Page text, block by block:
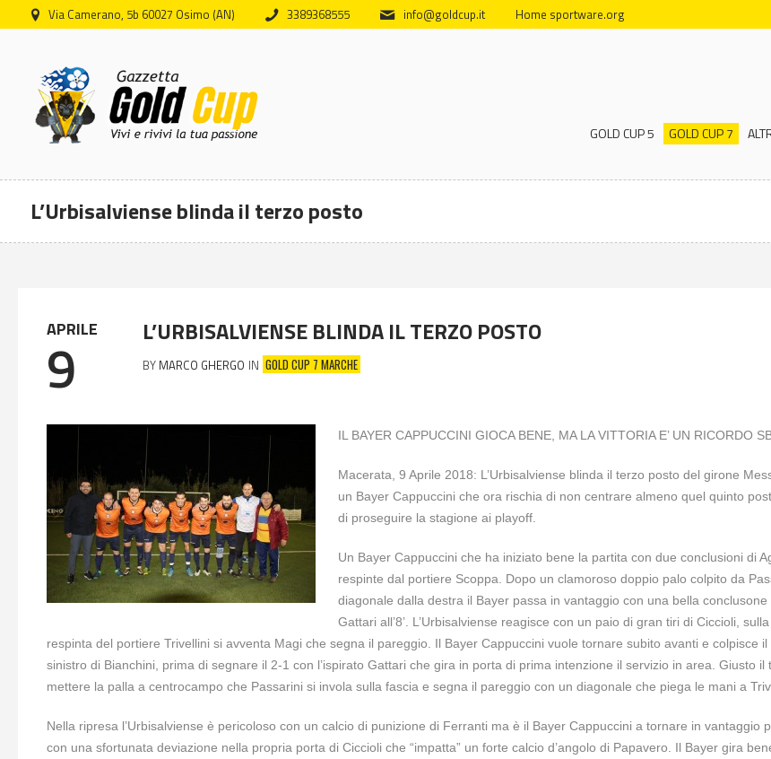
Via Camerano, 5b 60027 Osimo (AN) 3389368555 info@goldcup.it Home sportware.org
GOLD CUP 5 GOLD CUP 7
L’Urbisalviense blinda il terzo posto
APRILE
9 L’URBISALVIENSE BLINDA IL TERZO POSTO
BY MARCO GHERGO IN GOLD CUP 7 MARCHE
IL BAYER CAPPUCCINI GIOCA BENE, MA LA VITTORIA E’ UN RICORDO
Macerata, 9 Aprile 2018: L’Urbisalviense blinda il terzo posto del girone
un Bayer Cappuccini che ora rischia di non centrare almeno quel quinto
di proseguire la stagione ai playoff.
Un Bayer Cappuccini che ha iniziato bene la partita con due conclusioni di
respinte dal portiere Scoppa. Dopo un clamoroso doppio palo colpito da
diagonale dalla destra il Bayer passa in vantaggio con una bella conclusone
Gattari all’8’. L’Urbisalviense reagisce con un paio di gran tiri di Ciccioli,
respinta del portiere Trivellini si avventa Magi che segna il pareggio. Il Bayer Cappuccini vuole tornare subito avanti e colpisce il
sinistro di Bianchini, prima di segnare il 2-1 con l’ispirato Gattari che gira in porta di prima intenzione il servizio in area. Giusto il
mettere la palla a centrocampo che Passarini si invola sulla fascia e segna il pareggio con un diagonale che piega le mani a
Nella ripresa l’Urbisalviense è pericoloso con un calcio di punizione di Ferranti ma è il Bayer Cappuccini a tornare in vantaggio
con una sfortunata deviazione nella propria porta di Ciccioli che “impatta” un forte calcio d’angolo di Papavero. Il Bayer gira